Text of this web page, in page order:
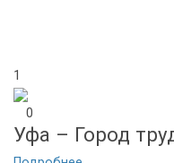
1
0
Уфа – Город